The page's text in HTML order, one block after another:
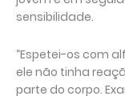
sensibilidade.
“Espetei-os com
ele não tinha
parte do corpo.